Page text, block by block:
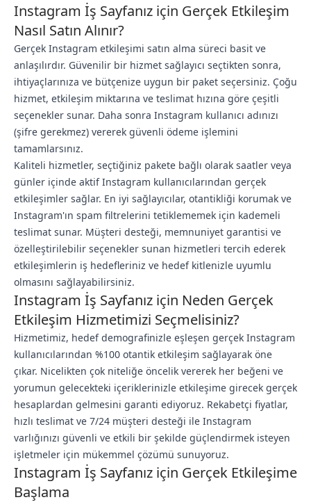
Instagram İş Sayfanız için Gerçek Etkileşim
Nasıl Satın Alınır?
Gerçek Instagram etkileşimi satın alma süreci basit ve
anlaşılırdır. Güvenilir bir hizmet sağlayıcı seçtikten sonra,
ihtiyaçlarınıza ve bütçenize uygun bir paket seçersiniz. Çoğu
hizmet, etkileşim miktarına ve teslimat hızına göre çeşitli
seçenekler sunar. Daha sonra Instagram kullanıcı adınızı
(şifre gerekmez) vererek güvenli ödeme işlemini
tamamlarsınız.
Kaliteli hizmetler, seçtiğiniz pakete bağlı olarak saatler veya
günler içinde aktif Instagram kullanıcılarından gerçek
etkileşimler sağlar. En iyi sağlayıcılar, otantikliği korumak ve
Instagram'ın spam filtrelerini tetiklememek için kademeli
teslimat sunar. Müşteri desteği, memnuniyet garantisi ve
özelleştirilebilir seçenekler sunan hizmetleri tercih ederek
etkileşimlerin iş hedefleriniz ve hedef kitlenizle uyumlu
olmasını sağlayabilirsiniz.
Instagram İş Sayfanız için Neden Gerçek
Etkileşim Hizmetimizi Seçmelisiniz?
Hizmetimiz, hedef demografinizle eşleşen gerçek Instagram
kullanıcılarından %100 otantik etkileşim sağlayarak öne
çıkar. Nicelikten çok niteliğe öncelik vererek her beğeni ve
yorumun gelecekteki içeriklerinizle etkileşime girecek gerçek
hesaplardan gelmesini garanti ediyoruz. Rekabetçi fiyatlar,
hızlı teslimat ve 7/24 müşteri desteği ile Instagram
varlığınızı güvenli ve etkili bir şekilde güçlendirmek isteyen
işletmeler için mükemmel çözümü sunuyoruz.
Instagram İş Sayfanız için Gerçek Etkileşime
Başlama